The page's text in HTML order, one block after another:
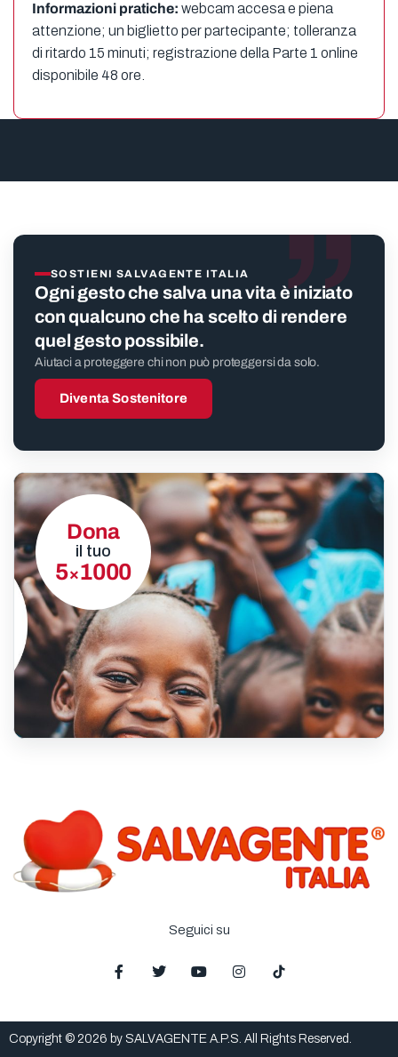
Informazioni pratiche: webcam accesa e piena
attenzione; un biglietto per partecipante; tolleranza
di ritardo 15 minuti; registrazione della Parte 1 online
disponibile 48 ore.
”
SOSTIENI SALVAGENTE ITALIA
Ogni gesto che salva una vita è iniziato
con qualcuno che ha scelto di rendere
quel gesto possibile.
Aiutaci a proteggere chi non può proteggersi da solo.
Diventa Sostenitore
Dona
il tuo
5×1000
Seguici su
Copyright © 2026 by SALVAGENTE A.P.S. All Rights Reserved.